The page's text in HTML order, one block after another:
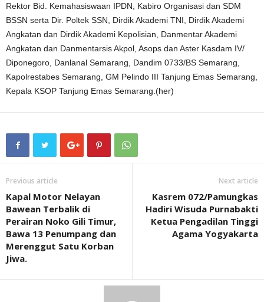
Rektor Bid. Kemahasiswaan IPDN, Kabiro Organisasi dan SDM
BSSN serta Dir. Poltek SSN, Dirdik Akademi TNI, Dirdik Akademi
Angkatan dan Dirdik Akademi Kepolisian, Danmentar Akademi
Angkatan dan Danmentarsis Akpol, Asops dan Aster Kasdam IV/
Diponegoro, Danlanal Semarang, Dandim 0733/BS Semarang,
Kapolrestabes Semarang, GM Pelindo III Tanjung Emas Semarang,
Kepala KSOP Tanjung Emas Semarang.(her)
Previous article
Kapal Motor Nelayan
Bawean Terbalik di
Perairan Noko Gili Timur,
Bawa 13 Penumpang dan
Merenggut Satu Korban
Jiwa.
Next article
Kasrem 072/Pamungkas
Hadiri Wisuda Purnabakti
Ketua Pengadilan Tinggi
Agama Yogyakarta